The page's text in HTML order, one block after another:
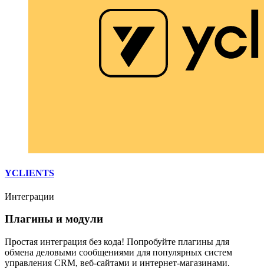
YCLIENTS
Интеграции
Плагины и модули
Простая интеграция без кода! Попробуйте плагины для
обмена деловыми сообщениями для популярных систем
управления CRM, веб-сайтами и интернет-магазинами.